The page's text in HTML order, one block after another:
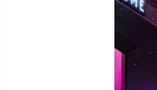
WARGA
SERVICE